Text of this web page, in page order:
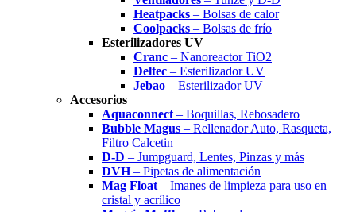
Heatpacks – Bolsas de calor
Coolpacks – Bolsas de frío
Esterilizadores UV
Cranc – Nanoreactor TiO2
Deltec – Esterilizador UV
Jebao – Esterilizador UV
Accesorios
Aquaconnect – Boquillas, Rebosadero
Bubble Magus – Rellenador Auto, Rasqueta,
Filtro Calcetin
D-D – Jumpguard, Lentes, Pinzas y más
DVH– Pipetas de alimentación
Mag Float – Imanes de limpieza para uso en
cristal y acrílico